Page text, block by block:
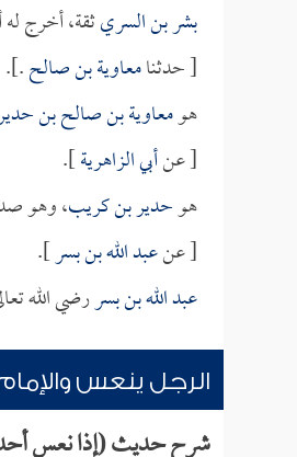
بشر بن السريثقة، أخرج
[ حدثنامعاوية بن صالح.].
هومعاوية بن صالح بن
[ عنأبي الزاهرية].
هوحدير بن كريب، وهو
[ عنعبد الله بن بسر].
عبد الله بن بسررضي الله
الرجل ينعس
شرح حديث (إذا نعس